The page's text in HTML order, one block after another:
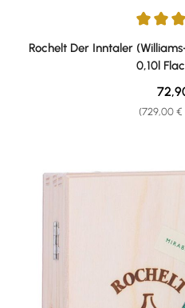
Durchschnittliche Bewertung
Rochelt Der Inntaler
0,10l
(729,00 €